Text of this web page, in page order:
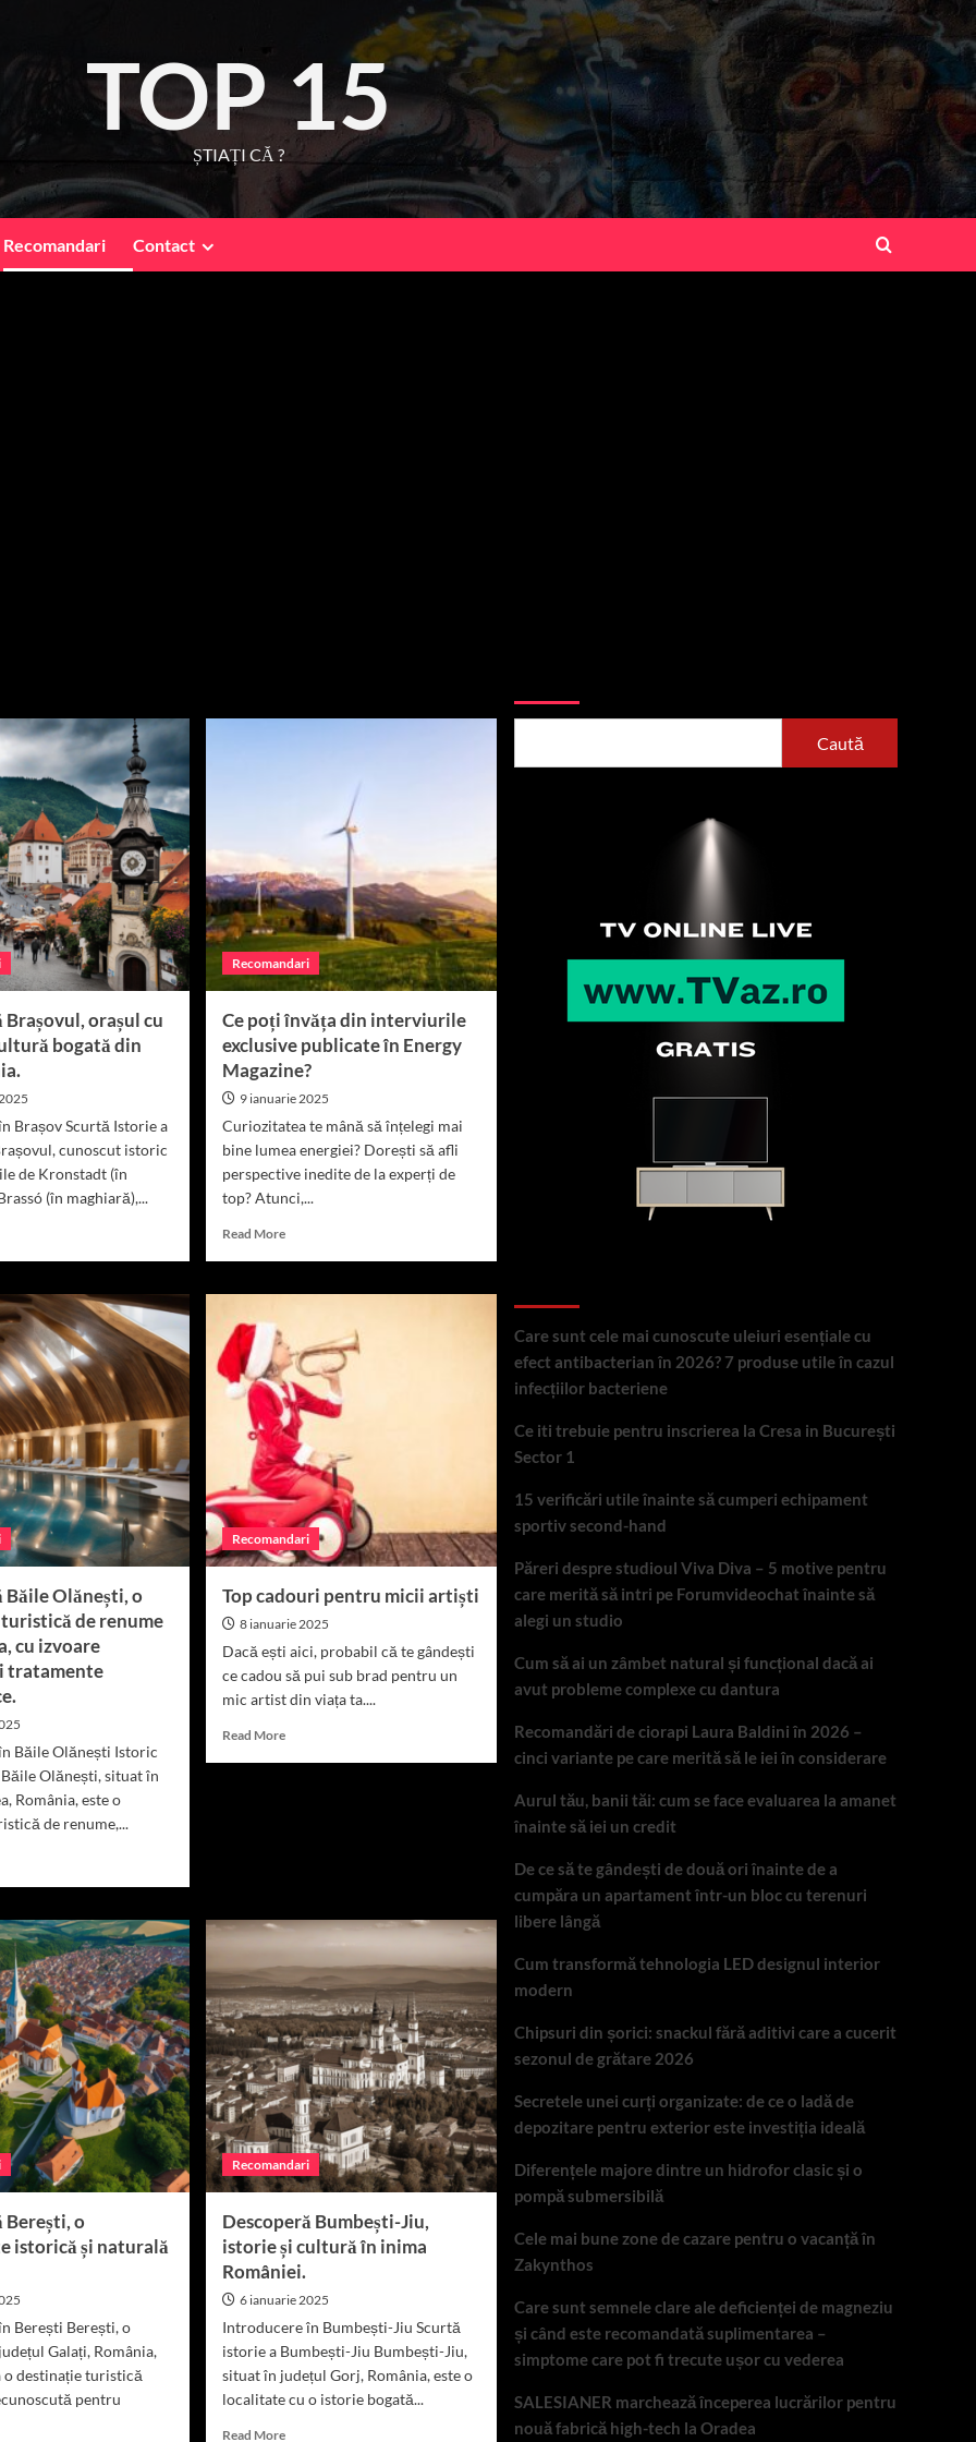
TOP 15
ȘTIAȚI CĂ ?
Recomandari Contact
Brașovul, orașul cu
bogată din
Brașov Scurtă Istorie a
cunoscut istoric
de Kronstadt (în
(în maghiară),...
Recomandari
Ce poți învăța din interviurile
exclusive publicate în Energy
Magazine?
9 ianuarie 2025
Curiozitatea te mână să înțelegi mai
bine lumea energiei? Dorești să afli
perspective inedite de la experți de
top? Atunci,...
Read MoreRead
Ce
din
interviurile
exclusive
publicate
în
Energy
Magazine?
Băile Olănești, o
de renume
cu izvoare
tratamente
Băile Olănești Istoric
Olănești, situat în
România, este o
de renume,...
Recomandari
Top cadouri pentru micii artiști
8 ianuarie 2025
Dacă ești aici, probabil că te gândești
ce cadou să pui sub brad pentru un
mic artist din viața ta....
Read MoreRead
Berești, o
istorică și naturală
Berești Berești, o
Galați, România,
o destinație turistică
pentru
Recomandari
Descoperă Bumbești-Jiu,
istorie și cultură în inima
României.
6 ianuarie 2025
Introducere în Bumbești-Jiu Scurtă
istorie a Bumbești-Jiu Bumbești-Jiu,
situat în județul Gorj, România, este o
localitate cu o istorie bogată...
Read MoreRead
Caută
Care sunt cele mai cunoscute uleiuri esențiale cu
efect antibacterian în 2026? 7 produse utile în cazul
infecțiilor bacteriene
Ce iti trebuie pentru inscrierea la Cresa in București
Sector 1
15 verificări utile înainte să cumperi echipament
sportiv second-hand
Păreri despre studioul Viva Diva – 5 motive pentru
care merită să intri pe Forumvideochat înainte să
alegi un studio
Cum să ai un zâmbet natural și funcțional dacă ai
avut probleme complexe cu dantura
Recomandări de ciorapi Laura Baldini în 2026 –
cinci variante pe care merită să le iei în considerare
Aurul tău, banii tăi: cum se face evaluarea la amanet
înainte să iei un credit
De ce să te gândești de două ori înainte de a
cumpăra un apartament într-un bloc cu terenuri
libere lângă
Cum transformă tehnologia LED designul interior
modern
Chipsuri din șorici: snackul fără aditivi care a cucerit
sezonul de grătare 2026
Secretele unei curți organizate: de ce o ladă de
depozitare pentru exterior este investiția ideală
Diferențele majore dintre un hidrofor clasic și o
pompă submersibilă
Cele mai bune zone de cazare pentru o vacanță în
Zakynthos
Care sunt semnele clare ale deficienței de magneziu
și când este recomandată suplimentarea –
simptome care pot fi trecute ușor cu vederea
SALESIANER marchează începerea lucrărilor pentru
nouă fabrică high-tech la Oradea